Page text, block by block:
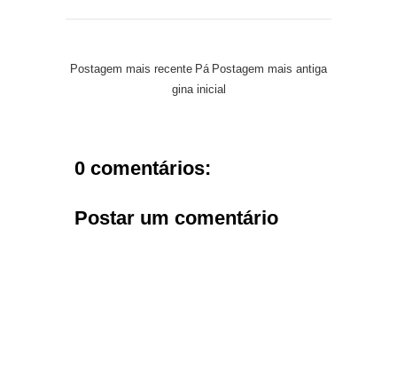
Postagem mais recente Postagem mais antiga
Pá
gina inicial
0 comentários:
Postar um comentário